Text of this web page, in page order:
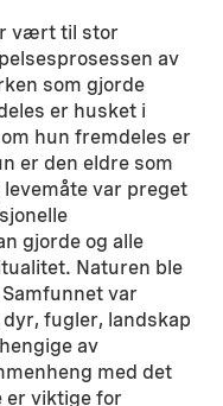
vært til stor
av
som gjorde
er husket i
hun fremdeles er
er den eldre som
var preget
gjorde og alle
Naturen ble
var
fugler, landskap
av
med det
er viktige for